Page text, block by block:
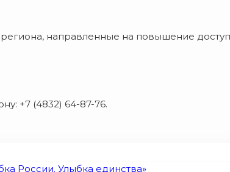
направленные на повышение
+7 (4832) 64-87-76.